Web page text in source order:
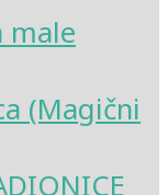
male
(Magični